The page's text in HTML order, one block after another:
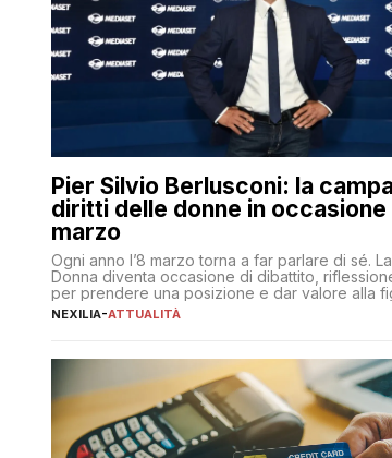
Pier Silvio Berlusconi: la
diritti delle donne in occasione
marzo
Ogni anno l’8 marzo torna a far parlare di sé.
Donna diventa occasione di dibattito,
per prendere una posizione e dar valore alla
femminile nella sua complessità e crucialità. A
ha […]
NEXILIA-ATTUALITÀ